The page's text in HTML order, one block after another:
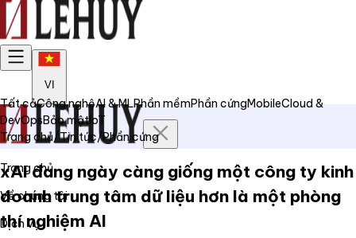
VI
Trang chủ
Về chúng tôi
Dịch vụ
Tất cảCông nghệAI & MLPhần mềmPhần cứngMobileCloud &
DevOpsBảo mậtIoT
Trang chủ/Tin tức/Phần cứng
xAI đang ngày càng giống một công ty kinh
doanh trung tâm dữ liệu hơn là một phòng
thí nghiệm AI